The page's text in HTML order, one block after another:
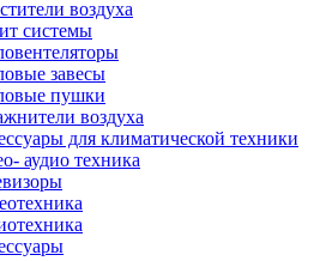
воздуха
системы
завесы
пушки
воздуха
для климатической техники
аудио техника